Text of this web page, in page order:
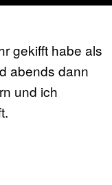
gekifft habe als
abends dann
und ich